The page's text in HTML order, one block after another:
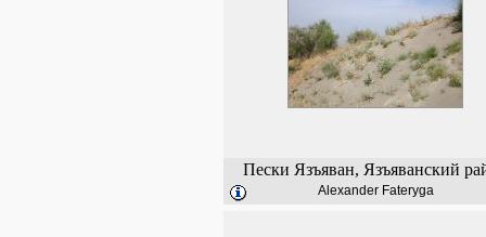
Пески Язъяван, Язъяванский
Alexander Fateryga